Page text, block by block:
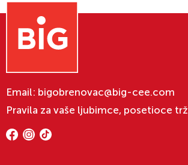
Email: bigobrenovac@big-cee.com
Pravila za vaše ljubimce, posetioce